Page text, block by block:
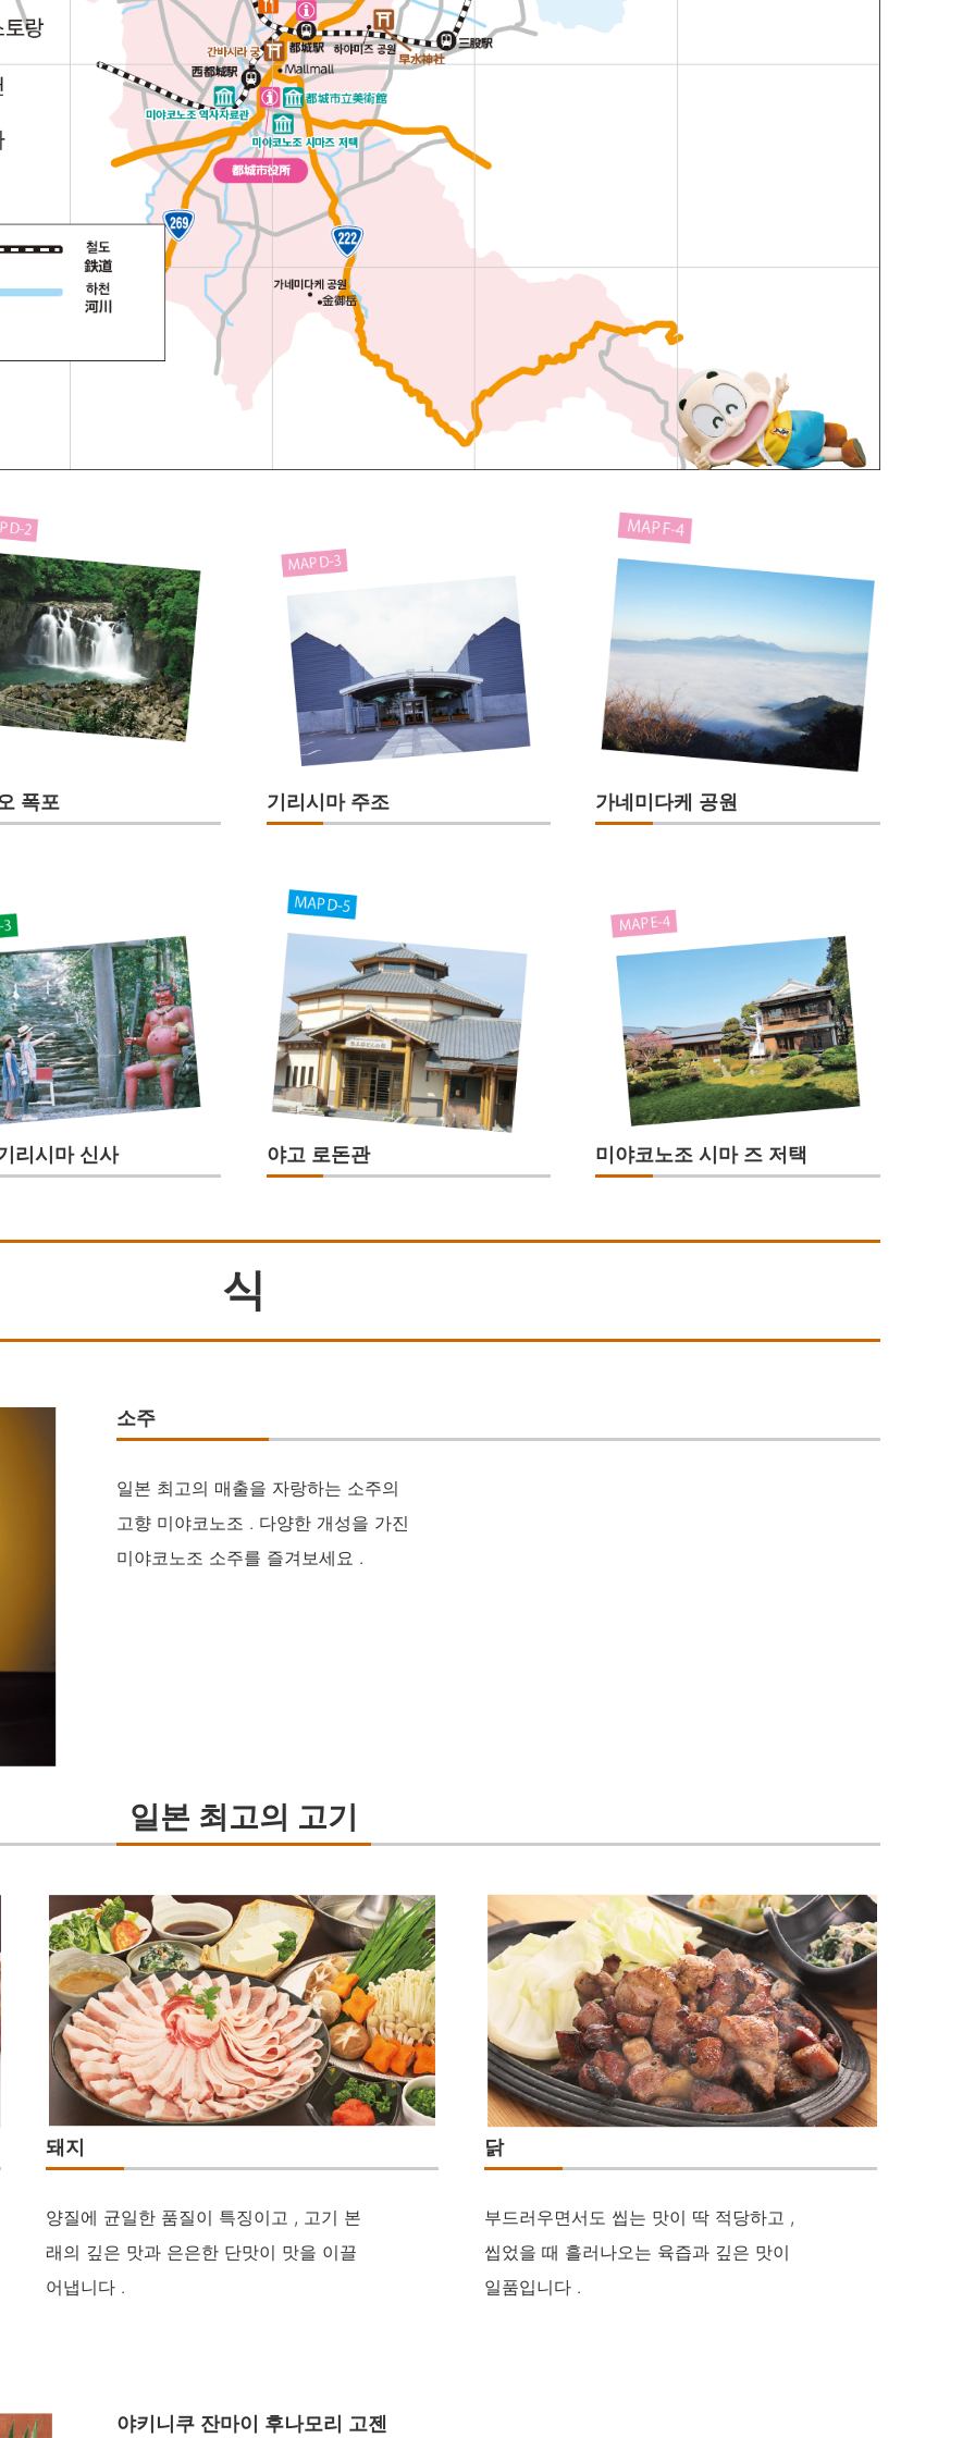
폭포 기리시마 주조 가네미다케 공원
리시마 신사 야고 로돈관 미야코노조 시마 즈 저택
식
소주
일본 최고의 매출을 자랑하는 소주의
고향 미야코노조 . 다양한 개성을 가진
미야코노조 소주를 즐겨보세요 .
일본 최고의 고기
돼지
양질에 균일한 품질이 특징이고 , 고기 본
래의 깊은 맛과 은은한 단맛이 맛을 이끌
어냅니다 .
닭
부드러우면서도 씹는 맛이 딱 적당하고 ,
씹었을 때 흘러나오는 육즙과 깊은 맛이
일품입니다 .
야키니쿠 잔마이 후나모리 고젠